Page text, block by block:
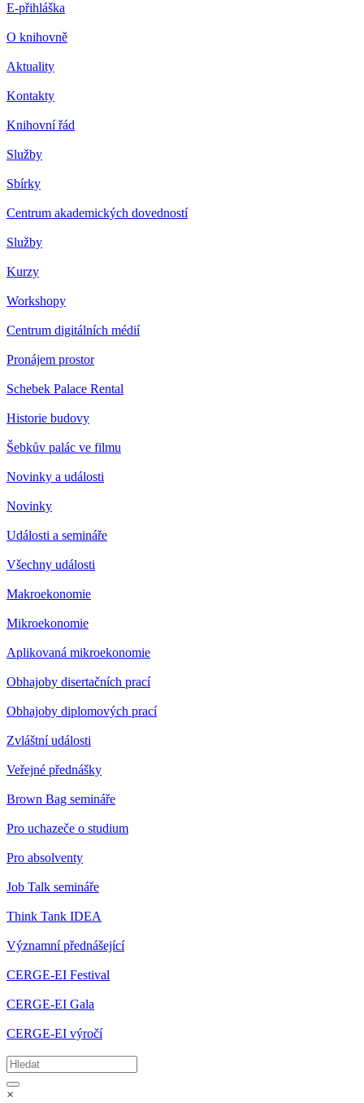
E-přihláška
O knihovně
Aktuality
Kontakty
Knihovní řád
Služby
Sbírky
Centrum akademických dovedností
Služby
Kurzy
Workshopy
Centrum digitálních médií
Pronájem prostor
Schebek Palace Rental
Historie budovy
Šebkův palác ve filmu
Novinky a události
Novinky
Události a semináře
Všechny události
Makroekonomie
Mikroekonomie
Aplikovaná mikroekonomie
Obhajoby disertačních prací
Obhajoby diplomových prací
Zvláštní události
Veřejné přednášky
Brown Bag semináře
Pro uchazeče o studium
Pro absolventy
Job Talk semináře
Think Tank IDEA
Významní přednášející
CERGE-EI Festival
CERGE-EI Gala
CERGE-EI výročí
×